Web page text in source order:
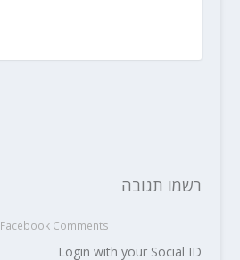
רשמו תגובה
Facebook Comments
Login with your Social ID